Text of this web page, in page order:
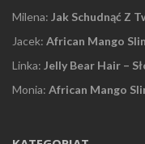
Milena: Jak Schudnąć Z
Jacek: African Mango
Linka: Jelly Bear Hair –
Monia: African Mango